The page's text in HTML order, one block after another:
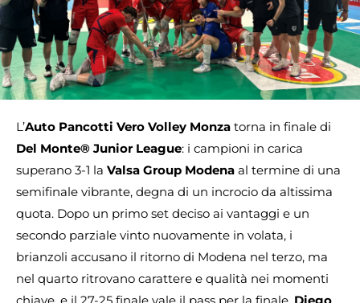
L’Auto Pancotti Vero Volley Monza torna in finale di
Del Monte® Junior League: i campioni in carica
superano 3-1 la Valsa Group Modena al termine di una
semifinale vibrante, degna di un incrocio da altissima
quota. Dopo un primo set deciso ai vantaggi e un
secondo parziale vinto nuovamente in volata, i
brianzoli accusano il ritorno di Modena nel terzo, ma
nel quarto ritrovano carattere e qualità nei momenti